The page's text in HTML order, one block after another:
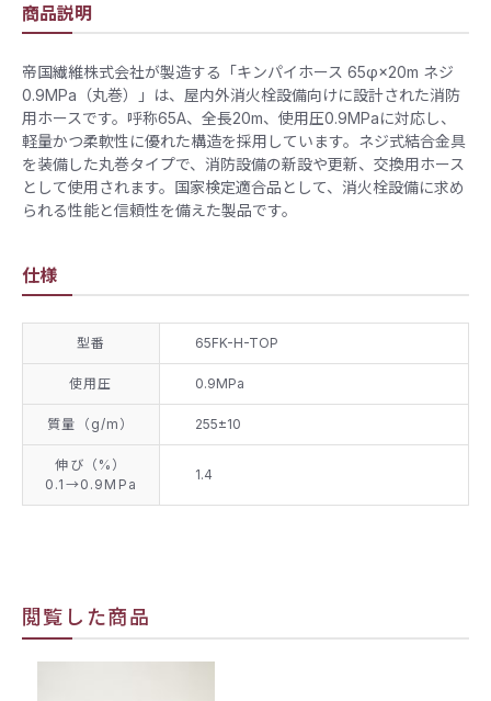
商品説明
帝国繊維株式会社が製造する「キンパイホース 65φ×20m ネジ
0.9MPa（丸巻）」は、屋内外消火栓設備向けに設計された消防
用ホースです。呼称65A、全長20m、使用圧0.9MPaに対応し、
軽量かつ柔軟性に優れた構造を採用しています。ネジ式結合金具
を装備した丸巻タイプで、消防設備の新設や更新、交換用ホース
として使用されます。国家検定適合品として、消火栓設備に求め
られる性能と信頼性を備えた製品です。
仕様
型番 65FK-H-TOP
使用圧 0.9MPa
質量（g/m） 255±10
伸び（%）
0.1→0.9MPa
1.4
閲覧した商品